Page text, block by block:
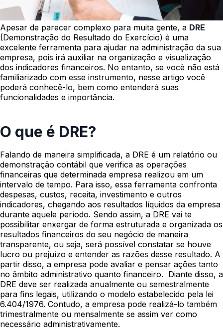
Apesar de parecer complexo para muita gente, a DRE
(Demonstração do Resultado do Exercício) é uma
excelente ferramenta para ajudar na administração da sua
empresa, pois irá auxiliar na organização e visualização
dos indicadores financeiros. No entanto, se você não está
familiarizado com esse instrumento, nesse artigo você
poderá conhecê-lo, bem como entenderá suas
funcionalidades e importância.
O que é DRE?
Falando de maneira simplificada, a DRE é um relatório ou
demonstração contábil que verifica as operações
financeiras que determinada empresa realizou em um
intervalo de tempo. Para isso, essa ferramenta confronta
despesas, custos, receita, investimento e outros
indicadores, chegando aos resultados líquidos da empresa
durante aquele período. Sendo assim, a DRE vai te
possibilitar enxergar de forma estruturada e organizada os
resultados financeiros do seu negócio de maneira
transparente, ou seja, será possível constatar se houve
lucro ou prejuízo e entender as razões desse resultado. A
partir disso, a empresa pode avaliar e pensar ações tanto
no âmbito administrativo quanto financeiro. Diante disso, a
DRE deve ser realizada anualmente ou semestralmente
para fins legais, utilizando o modelo estabelecido pela lei
6.404/1976. Contudo, a empresa pode realizá-lo também
trimestralmente ou mensalmente se assim ver como
necessário administrativamente.